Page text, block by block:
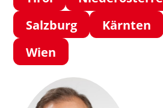
Salzburg
Kärnten
Wien